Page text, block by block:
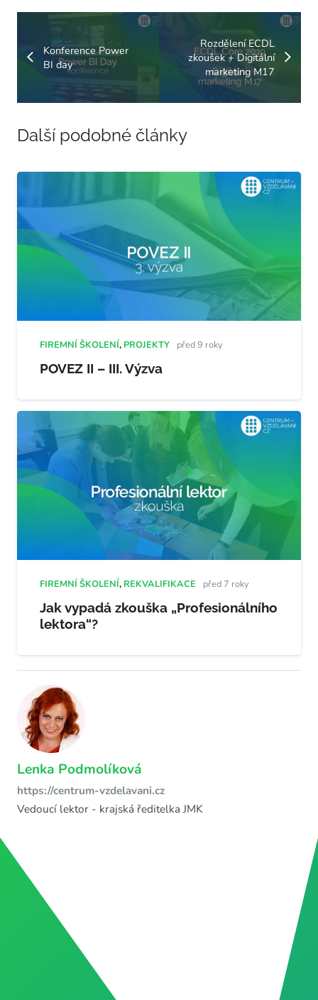
Konference Power
BI day
Rozdělení ECDL
zkoušek + Digitální
marketing M17
Další podobné články
FIREMNÍ ŠKOLENÍ, PROJEKTY před 9 roky
POVEZ II – III. Výzva
FIREMNÍ ŠKOLENÍ, REKVALIFIKACE před 7 roky
Jak vypadá zkouška „Profesionálního
lektora“?
Lenka Podmolíková
https://centrum-vzdelavani.cz
Vedoucí lektor - krajská ředitelka JMK